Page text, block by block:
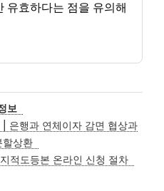
유효하다는 점을 유의해
보
은행과 연체이자 감면 협상과
할상환
적도등본 온라인 신청 절차